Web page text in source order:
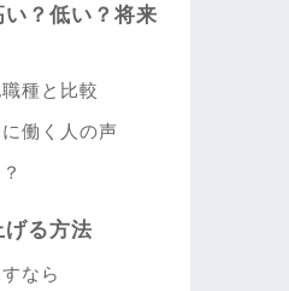
？低い？将来
種と比較
働く人の声
る方法
なら